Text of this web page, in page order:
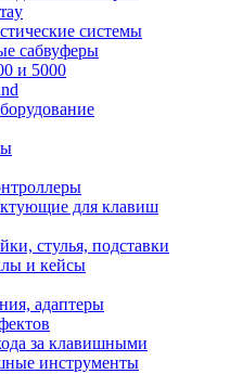
системы
сабвуферы
и 5000
для клавиш
стулья, подставки
и кейсы
адаптеры
за клавишными
инструменты